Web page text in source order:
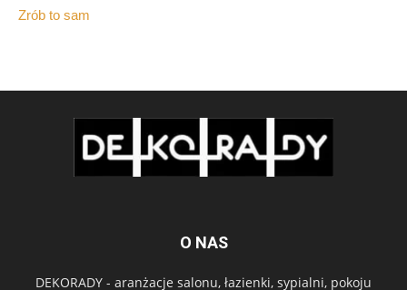
Zrób to sam
O NAS
DEKORADY - aranżacje salonu, łazienki, sypialni, pokoju